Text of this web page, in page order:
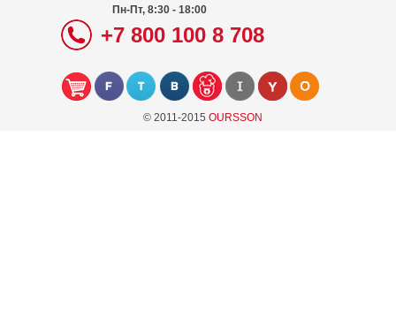
Пн-Пт, 8:30 - 18:00
+7 800 100 8 708
© 2011-2015 OURSSON